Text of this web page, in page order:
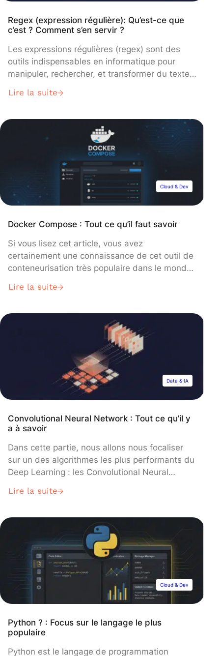
Regex (expression régulière): Qu’est-ce que
c’est ? Comment s’en servir ?
Les expressions régulières (regex) sont des
outils indispensables en informatique pour
manipuler, rechercher, et transformer du texte.
traiter efficacement des ensembles complexes
découvrirez un guide complet pour apprendre
tout ce qu’il faut sur les regex, leurs usages, et
leurs implications. Qu’est-ce […]
Lire la suite
Cloud & Dev
Docker Compose : Tout ce qu’il faut savoir
Si vous lisez cet article, vous avez
certainement une connaissance de cet outil de
conteneurisation très populaire dans le monde
Docker Compose ? Docker Compose est utilisé
plusieurs conteneurs pour fonctionner, via un
fichier YAML. Il est souvent nécessaire qu’une
Lire la suite
Data & IA
Convolutional Neural Network : Tout ce qu’il y
a à savoir
Dans cette partie, nous allons nous focaliser
sur un des algorithmes les plus performants du
Deep Learning : les Convolutional Neural
convolutifs en français. Ce sont des modèles
notamment la reconnaissance d’images en
attribuant automatiquement à chaque image
fournie en entrée, une étiquette correspondant
à sa classe […]
Lire la suite
Cloud & Dev
Python ? : Focus sur le langage le plus
populaire
Python est le langage de programmation